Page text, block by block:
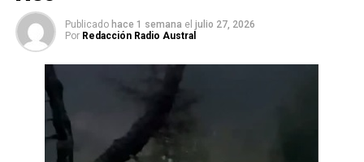
Publicado hace 1 semana el julio 27, 2026
Por Redacción Radio Austral